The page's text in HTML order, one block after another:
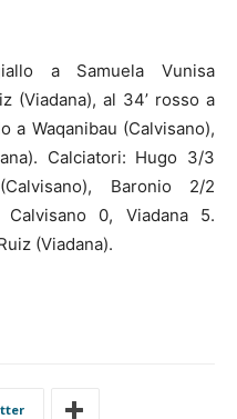
a Samuela Vunisa
(Viadana), al 34’ rosso a
a Waqanibau (Calvisano),
Calciatori: Hugo 3/3
Baronio 2/2
Calvisano 0, Viadana 5.
(Viadana).